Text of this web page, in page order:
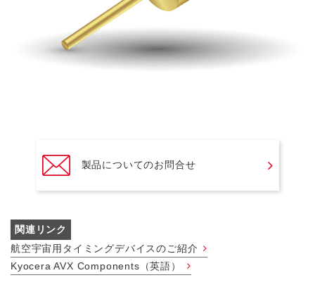
製品についてのお問合せ
関連リンク
航空宇宙用タイミングデバイスのご紹介
Kyocera AVX Components（英語）